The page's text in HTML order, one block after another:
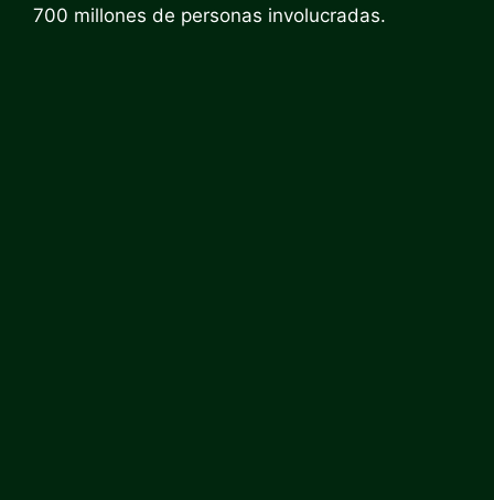
700 millones de personas involucradas.